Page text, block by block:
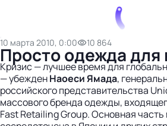
10 марта 2010, 0:00 10 864
Просто одежда для
Кризис — лучшее время для
— убежденНаоесиЯмада,
российского представительства
массового бренда одежды,
Fast Retailing Group. Основная